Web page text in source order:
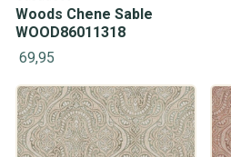
Woods Chene Sable
WOOD86011318
69,95